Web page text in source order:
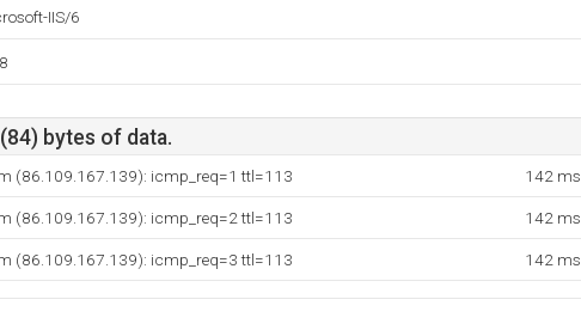
IIS/6
bytes of data.
(86.109.167.139): icmp_req=1 ttl=113 142 ms
(86.109.167.139): icmp_req=2 ttl=113 142 ms
(86.109.167.139): icmp_req=3 ttl=113 142 ms